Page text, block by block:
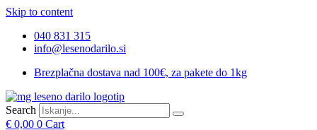
Skip to content
040 831 315
info@lesenodarilo.si
Brezplačna dostava nad 100€, za pakete do 1kg
Search
€ 0,00 0 Cart